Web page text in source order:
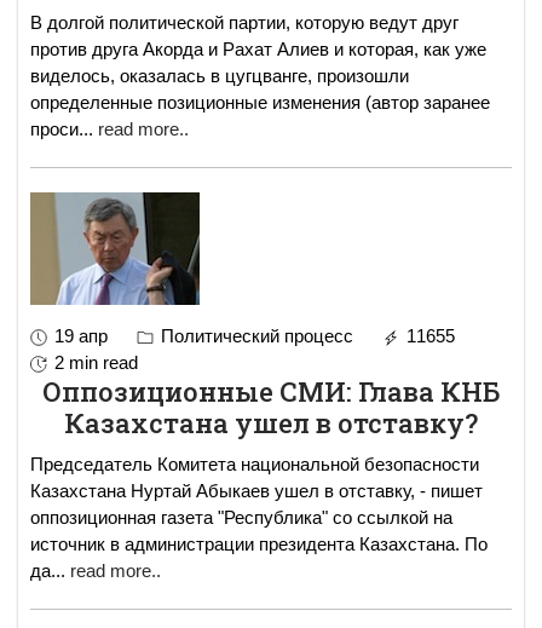
В долгой политической партии, которую ведут друг
против друга Акорда и Рахат Алиев и которая, как уже
виделось, оказалась в цугцванге, произошли
определенные позиционные изменения (автор заранее
проси... read more..
19 апр Политический процесс
11655
2 min read
Оппозиционные СМИ: Глава КНБ
Казахстана ушел в отставку?
Председатель Комитета национальной безопасности
Казахстана Нуртай Абыкаев ушел в отставку, - пишет
оппозиционная газета "Республика" со ссылкой на
источник в администрации президента Казахстана. По
да... read more..